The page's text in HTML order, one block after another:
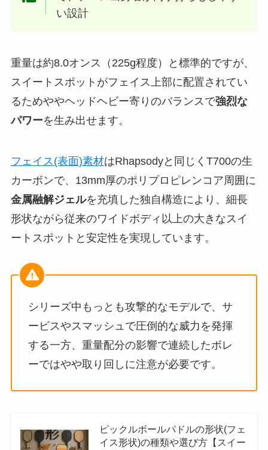
い設計
重量は約8.0オンス（225g程度）と標準的ですが、
スイートスポットがフェイス上部に配置されてい
るためややヘッドヘビー寄りのバランスで強烈な
パワーを生み出せます。
フェイス(表面)素材はRhapsodyと同じくT700の生
カーボンで、13mm厚のポリプロピレンコア周囲に
金属融解ジェルを充填した独自構造により、細長
形状ながら従来のワイドボディ以上の大きなスイ
ートスポットと安定性を実現しています。
シリーズ中もっとも攻撃的なモデルで、サ
ービスやスマッシュで圧倒的な威力を発揮
する一方、重量配分の影響で連続したボレ
ーではやや取り回しに注意が必要です。
ピックルボールパドルの形状(フェ
イス形状)の種類や選び方【スイー